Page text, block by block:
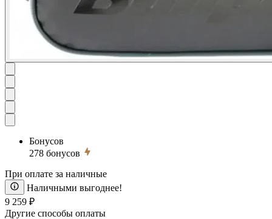
Бонусов
278 бонусов
При оплате за наличные
Наличными выгоднее!
9 259 ₽
Другие способы оплаты